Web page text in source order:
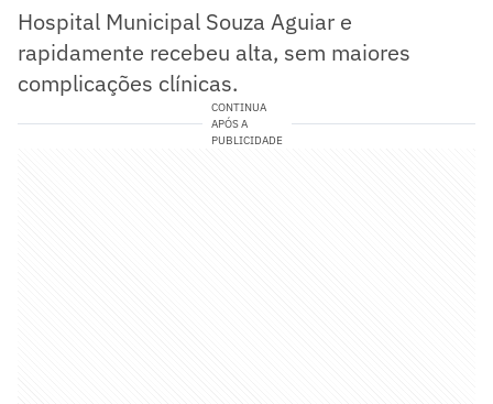
Hospital Municipal Souza Aguiar e
rapidamente recebeu alta, sem maiores
complicações clínicas.
CONTINUA
APÓS A
PUBLICIDADE